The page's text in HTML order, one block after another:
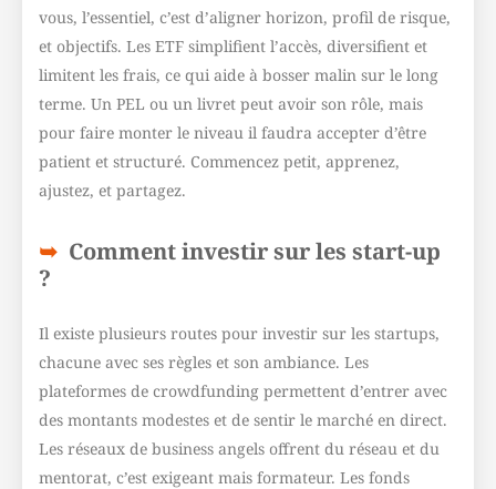
vous, l’essentiel, c’est d’aligner horizon, profil de risque,
et objectifs. Les ETF simplifient l’accès, diversifient et
limitent les frais, ce qui aide à bosser malin sur le long
terme. Un PEL ou un livret peut avoir son rôle, mais
pour faire monter le niveau il faudra accepter d’être
patient et structuré. Commencez petit, apprenez,
ajustez, et partagez.
Comment investir sur les start-up
?
Il existe plusieurs routes pour investir sur les startups,
chacune avec ses règles et son ambiance. Les
plateformes de crowdfunding permettent d’entrer avec
des montants modestes et de sentir le marché en direct.
Les réseaux de business angels offrent du réseau et du
mentorat, c’est exigeant mais formateur. Les fonds